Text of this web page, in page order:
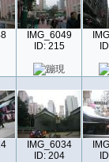
IMG_6049
ID: 215
IMG_6034
ID: 204